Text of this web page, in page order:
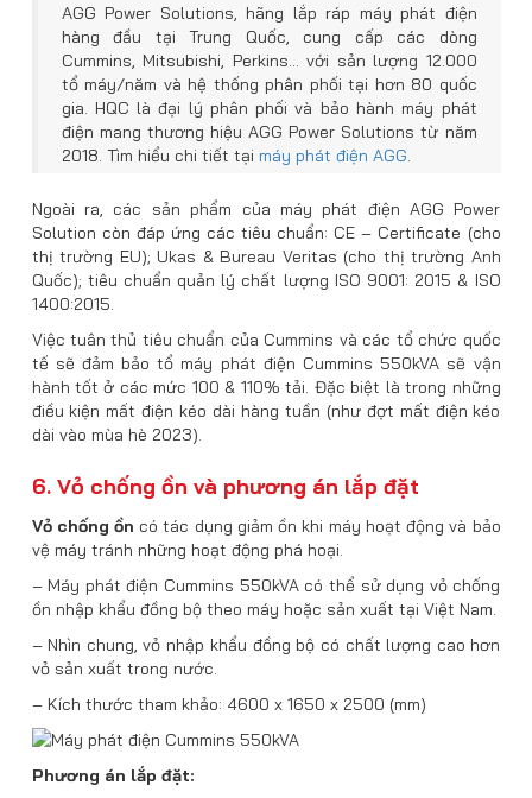
AGG Power Solutions, hãng lắp ráp máy phát điện
hàng đầu tại Trung Quốc, cung cấp các dòng
Cummins, Mitsubishi, Perkins… với sản lượng 12.000
tổ máy/năm và hệ thống phân phối tại hơn 80 quốc
gia. HQC là đại lý phân phối và bảo hành máy phát
điện mang thương hiệu AGG Power Solutions từ năm
2018. Tìm hiểu chi tiết tại máy phát điện AGG.
Ngoài ra, các sản phẩm của máy phát điện AGG Power
Solution còn đáp ứng các tiêu chuẩn: CE – Certificate (cho
thị trường EU); Ukas & Bureau Veritas (cho thị trường Anh
Quốc); tiêu chuẩn quản lý chất lượng ISO 9001: 2015 & ISO
1400:2015.
Việc tuân thủ tiêu chuẩn của Cummins và các tổ chức quốc
tế sẽ đảm bảo tổ máy phát điện Cummins 550kVA sẽ vận
hành tốt ở các mức 100 & 110% tải. Đặc biệt là trong những
điều kiện mất điện kéo dài hàng tuần (như đợt mất điện kéo
dài vào mùa hè 2023).
6. Vỏ chống ồn và phương án lắp đặt
Vỏ chống ồn có tác dụng giảm ồn khi máy hoạt động và bảo
vệ máy tránh những hoạt động phá hoại.
– Máy phát điện Cummins 550kVA có thể sử dụng vỏ chống
ồn nhập khẩu đồng bộ theo máy hoặc sản xuất tại Việt Nam.
– Nhìn chung, vỏ nhập khẩu đồng bộ có chất lượng cao hơn
vỏ sản xuất trong nước.
– Kích thước tham khảo: 4600 x 1650 x 2500 (mm)
Phương án lắp đặt: